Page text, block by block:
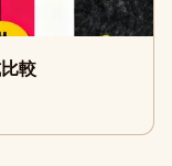
較